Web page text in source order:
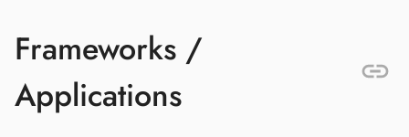
Frameworks /
Applications